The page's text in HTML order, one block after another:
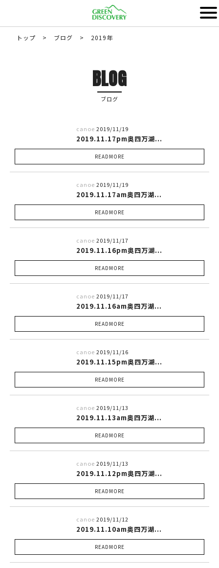
トップ > ブログ > 2019年
BLOG
ブログ
canoe2019/11/19
2019.11.17pm奥四万湖...
READMORE
canoe2019/11/19
2019.11.17am奥四万湖...
READMORE
canoe2019/11/17
2019.11.16pm奥四万湖...
READMORE
canoe2019/11/17
2019.11.16am奥四万湖...
READMORE
canoe2019/11/16
2019.11.15pm奥四万湖...
READMORE
canoe2019/11/13
2019.11.13am奥四万湖...
READMORE
canoe2019/11/13
2019.11.12pm奥四万湖...
READMORE
canoe2019/11/12
2019.11.10am奥四万湖...
READMORE